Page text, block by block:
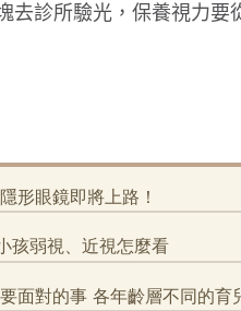
去診所驗光，保養視力要